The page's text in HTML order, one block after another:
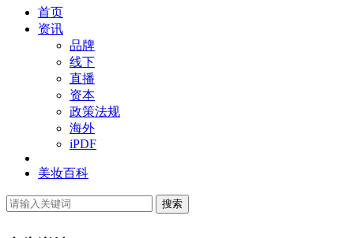
首页
资讯
品牌
线下
直播
资本
政策法规
海外
iPDF
美妆百科
搜索